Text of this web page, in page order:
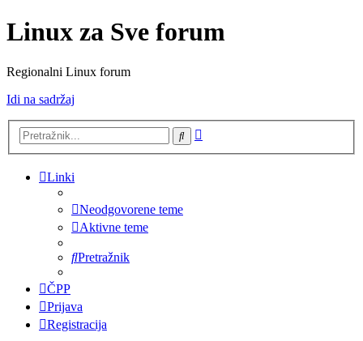
Linux za Sve forum
Regionalni Linux forum
Idi na sadržaj
Pretražnik
Linki
Neodgovorene teme
Aktivne teme
Pretražnik
ČPP
Prijava
Registracija